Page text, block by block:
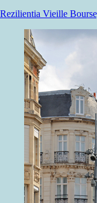
Rezilientia Vieille